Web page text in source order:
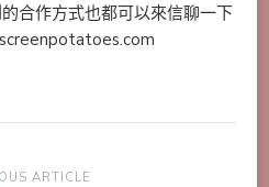
合作方式也都可以來信聊一下
ARTICLE